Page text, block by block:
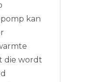
kan
die wordt